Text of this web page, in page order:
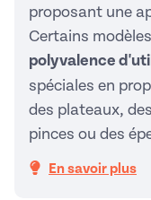
proposant une
Certains
polyvalence
spéciales en
des plateaux,
pinces ou des
En savoir plus